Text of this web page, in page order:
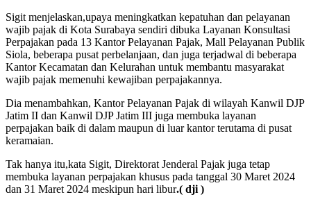
Sigit menjelaskan,upaya meningkatkan kepatuhan dan pelayanan
wajib pajak di Kota Surabaya sendiri dibuka Layanan Konsultasi
Perpajakan pada 13 Kantor Pelayanan Pajak, Mall Pelayanan Publik
Siola, beberapa pusat perbelanjaan, dan juga terjadwal di beberapa
Kantor Kecamatan dan Kelurahan untuk membantu masyarakat
wajib pajak memenuhi kewajiban perpajakannya.
Dia menambahkan, Kantor Pelayanan Pajak di wilayah Kanwil DJP
Jatim II dan Kanwil DJP Jatim III juga membuka layanan
perpajakan baik di dalam maupun di luar kantor terutama di pusat
keramaian.
Tak hanya itu,kata Sigit, Direktorat Jenderal Pajak juga tetap
membuka layanan perpajakan khusus pada tanggal 30 Maret 2024
dan 31 Maret 2024 meskipun hari libur.( dji )